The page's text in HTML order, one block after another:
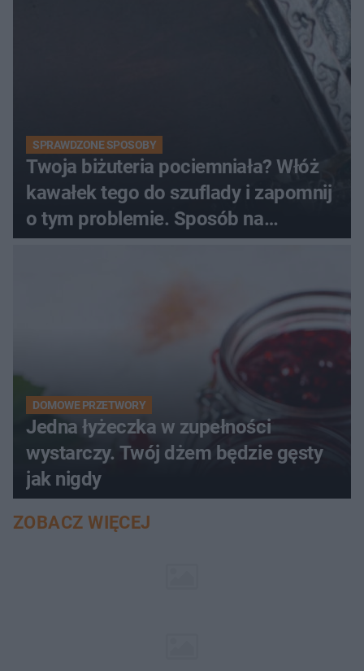
SPRAWDZONE SPOSOBY
Twoja biżuteria pociemniała? Włóż
kawałek tego do szuflady i zapomnij
o tym problemie. Sposób na
pociemniałą biżuterię
DOMOWE PRZETWORY
Jedna łyżeczka w zupełności
wystarczy. Twój dżem będzie gęsty
jak nigdy
ZOBACZ WIĘCEJ